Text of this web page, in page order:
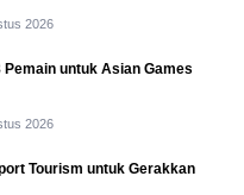
2026
Pemain untuk Asian Games
2026
Tourism untuk Gerakkan